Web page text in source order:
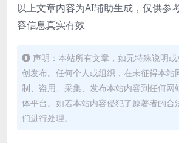
以上文章内容为AI辅助生成，仅供参
容信息真实有效
声明：本站所有文章，如无特殊说明
创发布。任何个人或组织，在未征得本站
制、盗用、采集、发布本站内容到任何网
体平台。如若本站内容侵犯了原著者的合
们进行处理。